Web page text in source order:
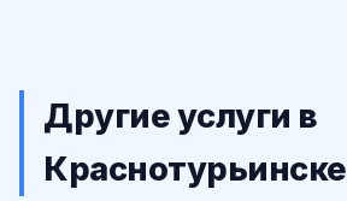
Другие услуги в
Краснотурьинске